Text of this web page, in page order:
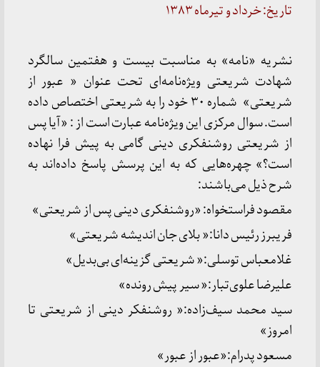
تاریخ: خرداد و تیرماه ۱۳۸۳
نشریه «نامه» به مناسبت بیست و هفتمین سالگرد
شهادت شریعتی ویژه‌نامه‌ای تحت عنوان « عبور از
شریعتی» شماره ۳۰ خود را به شریعتی اختصاص داده
است. سوال مرکزی این ویژه‌نامه عبارت است از : «آیا پس
از شریعتی روشنفکری دینی گامی به پیش فرا نهاده
است؟» چهره‌هایی که به این پرسش پاسخ داده‌اند به
شرح ذیل می‌باشند:
مقصود فراستخواه: «روشنفکری دینی پس از شریعتی»
فریبرز رئیس دانا:« بلای جان اندیشه شریعتی»
غلامعباس توسلی:« شریعتی گزینه‌ای بی‌بدیل»
علیرضا علوی‌تبار:« سیر پیش رونده»
سید محمد سیف‌زاده:« روشنفکر دینی از شریعتی تا
امروز»
مسعود پدرام:«عبور از عبور»